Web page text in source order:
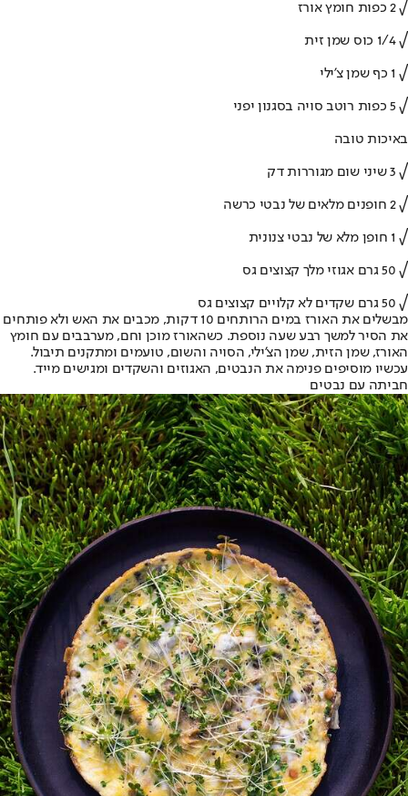
√ 2 כפות חומץ אורז
√ 1/4 כוס שמן זית
√ 1 כף שמן צ'ילי
√ 5 כפות רוטב סויה בסגנון יפני
באיכות טובה
√ 3 שיני שום מגוררות דק
√ 2 חופנים מלאים של נבטי כרשה
√ 1 חופן מלא של נבטי צנונית
√ 50 גרם אגוזי מלך קצוצים גס
√ 50 גרם שקדים לא קלויים קצוצים גס
מבשלים את האורז במים הרותחים 10 דקות, מכבים את האש ולא פותחים
את הסיר למשך רבע שעה נוספת. כשהאורז מוכן וחם, מערבבים עם חומץ
האורז, שמן הזית, שמן הצ'ילי, הסויה והשום, טועמים ומתקנים תיבול.
עכשיו מוסיפים פנימה את הנבטים, האגוזים והשקדים ומגישים מייד.
חביתה עם נבטים